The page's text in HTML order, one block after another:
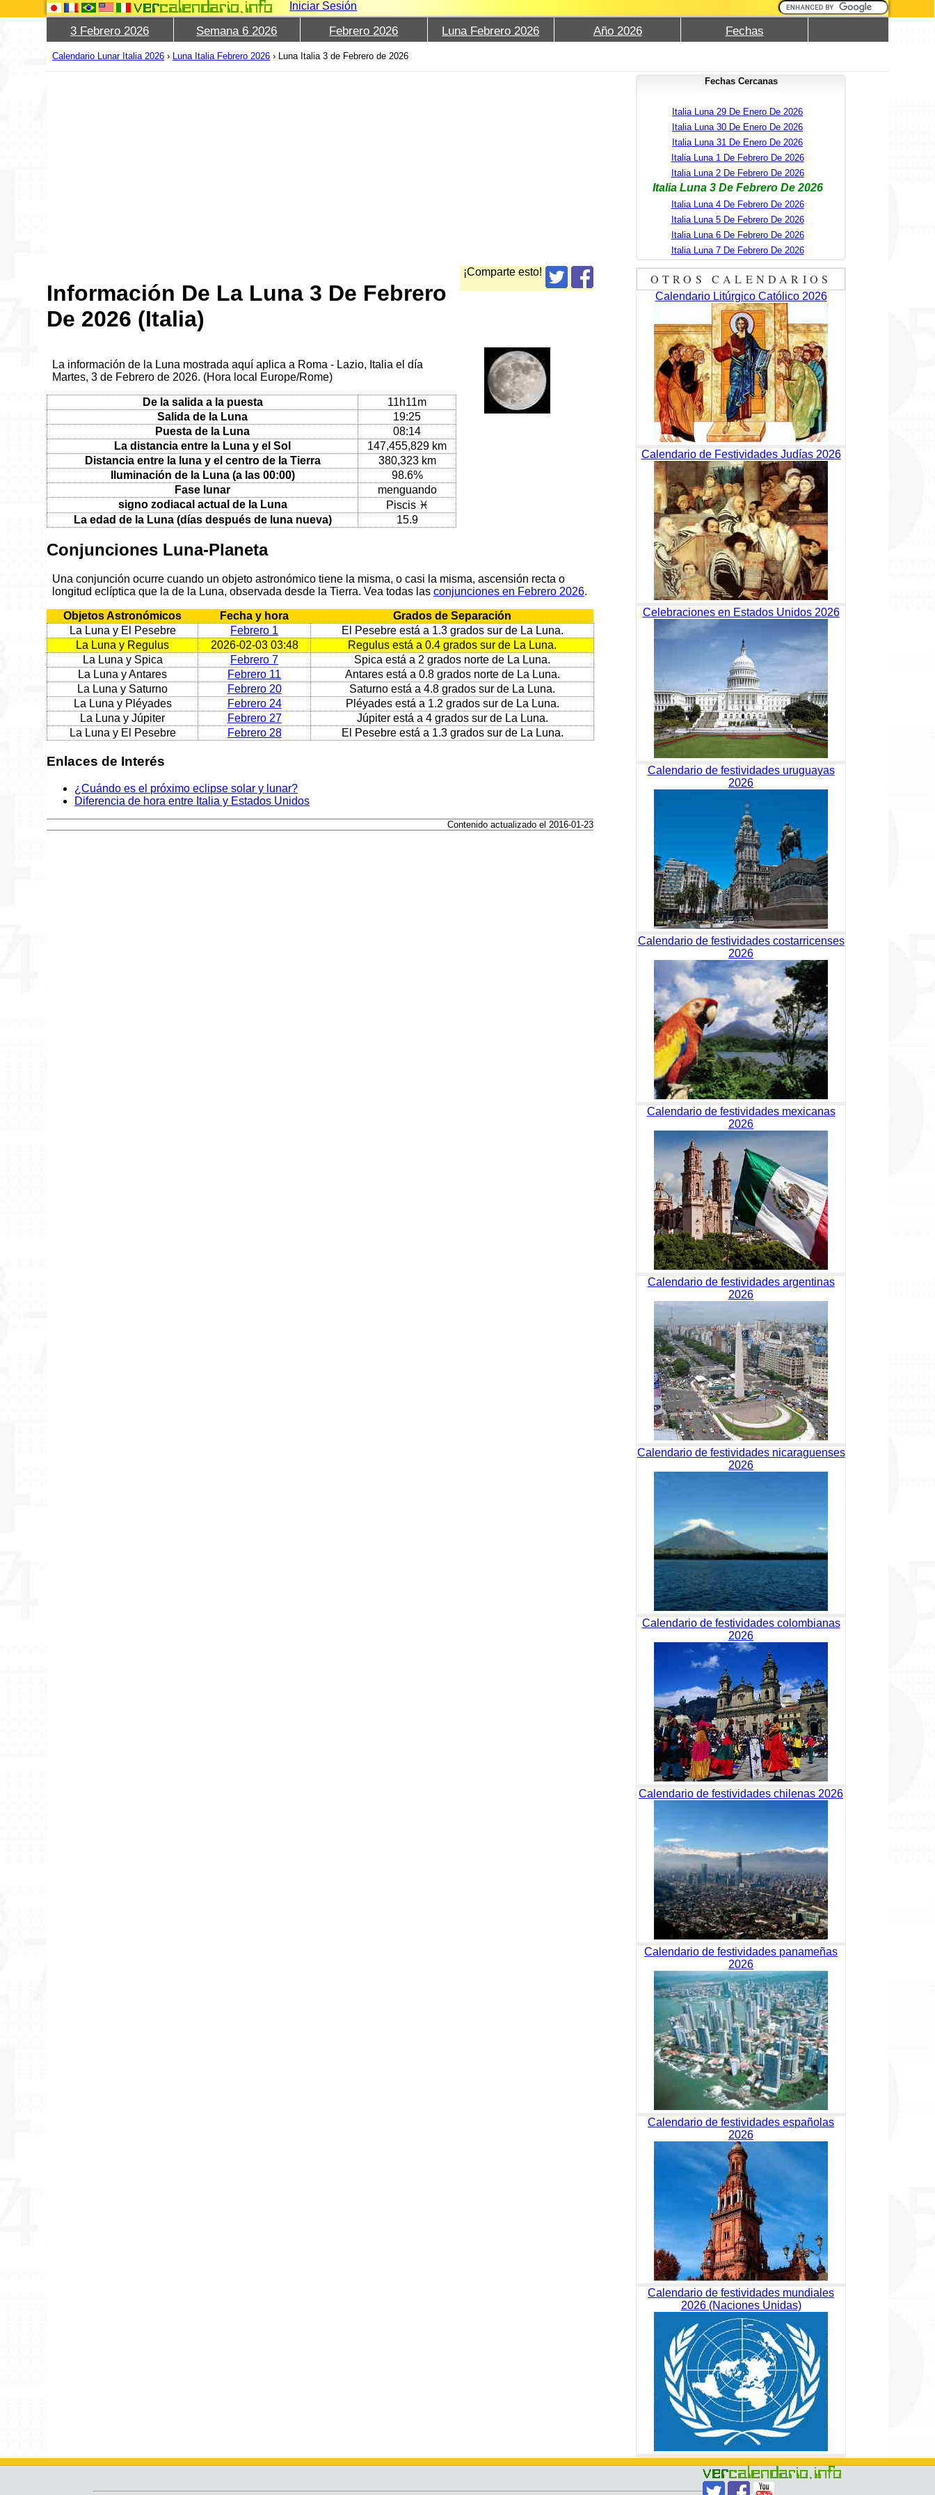
Iniciar Sesión
3 Febrero 2026 Semana 6 2026 Febrero 2026 Luna Febrero 2026 Año 2026 Fechas
Calendario Lunar Italia 2026 › Luna Italia Febrero 2026 › Luna Italia 3 de Febrero de 2026
¡Comparte esto!
Información De La Luna 3 De Febrero
De 2026 (Italia)
La información de la Luna mostrada aquí aplica a Roma - Lazio, Italia el día
Martes, 3 de Febrero de 2026. (Hora local Europe/Rome)
De la salida a la puesta
11h11m
Salida de la Luna
19:25
Puesta de la Luna
08:14
La distancia entre la Luna y el Sol
147,455,829 km
Distancia entre la luna y el centro de la Tierra
380,323 km
Iluminación de la Luna (a las 00:00)
98.6%
Fase lunar
menguando
signo zodiacal actual de la Luna
Piscis ♓
La edad de la Luna (días después de luna nueva)
15.9
Conjunciones Luna-Planeta
Una conjunción ocurre cuando un objeto astronómico tiene la misma, o casi la misma, ascensión recta o
longitud eclíptica que la de la Luna, observada desde la Tierra. Vea todas lasconjunciones en Febrero 2026.
Objetos Astronómicos Fecha y hora
Grados de Separación
La Luna y El Pesebre
Febrero 1
El Pesebre está a 1.3 grados sur de La Luna.
La Luna y Regulus
2026-02-03 03:48
Regulus está a 0.4 grados sur de La Luna.
La Luna y Spica
Febrero 7
Spica está a 2 grados norte de La Luna.
La Luna y Antares
Febrero 11
Antares está a 0.8 grados norte de La Luna.
La Luna y Saturno
Febrero 20
Saturno está a 4.8 grados sur de La Luna.
La Luna y Pléyades
Febrero 24
Pléyades está a 1.2 grados sur de La Luna.
La Luna y Júpiter
Febrero 27
Júpiter está a 4 grados sur de La Luna.
La Luna y El Pesebre
Febrero 28 El Pesebre está a 1.3 grados sur de La Luna.
Enlaces de Interés
¿Cuándo es el próximo eclipse solar y lunar?
Diferencia de hora entre Italia y Estados Unidos
Contenido actualizado el 2016-01-23
Fechas Cercanas
Italia Luna 29 De Enero De 2026
Italia Luna 30 De Enero De 2026
Italia Luna 31 De Enero De 2026
Italia Luna 1 De Febrero De 2026
Italia Luna 2 De Febrero De 2026
Italia Luna 3 De Febrero De 2026
Italia Luna 4 De Febrero De 2026
Italia Luna 5 De Febrero De 2026
Italia Luna 6 De Febrero De 2026
Italia Luna 7 De Febrero De 2026
OTROS CALENDARIOS
Calendario Litúrgico Católico 2026
Calendario de Festividades Judías 2026
Celebraciones en Estados Unidos 2026
Calendario de festividades uruguayas
2026
Calendario de festividades costarricenses
2026
Calendario de festividades mexicanas
2026
Calendario de festividades argentinas
2026
Calendario de festividades nicaraguenses
2026
Calendario de festividades colombianas
2026
Calendario de festividades chilenas 2026
Calendario de festividades panameñas
2026
Calendario de festividades españolas
2026
Calendario de festividades mundiales
2026 (Naciones Unidas)